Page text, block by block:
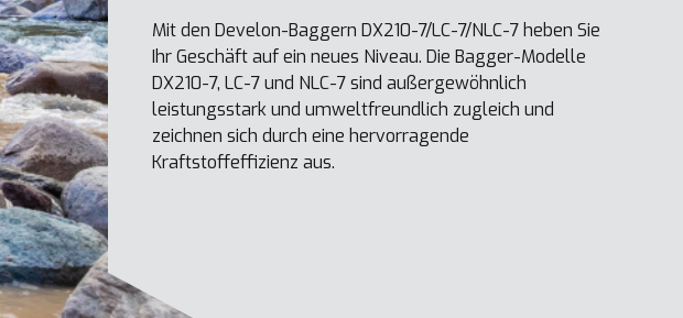
Mit den Develon-Baggern DX210-7/LC-7/NLC-7 heben Sie
Ihr Geschäft auf ein neues Niveau. Die Bagger-Modelle
DX210-7, LC-7 und NLC-7 sind außergewöhnlich
leistungsstark und umweltfreundlich zugleich und
zeichnen sich durch eine hervorragende
Kraftstoffeffizienz aus.